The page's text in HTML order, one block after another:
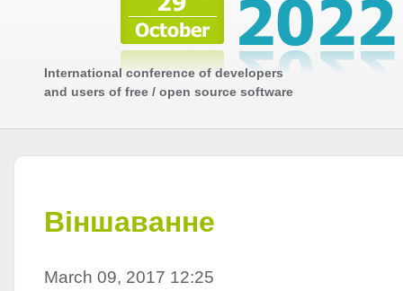
International conference of developers
and users of free / open source software
Віншаванне
March 09, 2017 12:25